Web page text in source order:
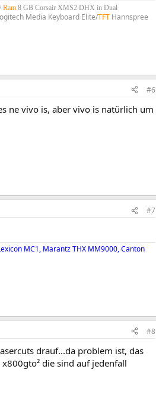
Ram 8 GB Corsair XMS2 DHX in Dual
Media Keyboard Elite/TFT Hannspree
#6
ne vivo is, aber vivo is natürlich um
#7
MC1, Marantz THX MM9000, Canton
#8
drauf...da problem ist, das
die sind auf jedenfall